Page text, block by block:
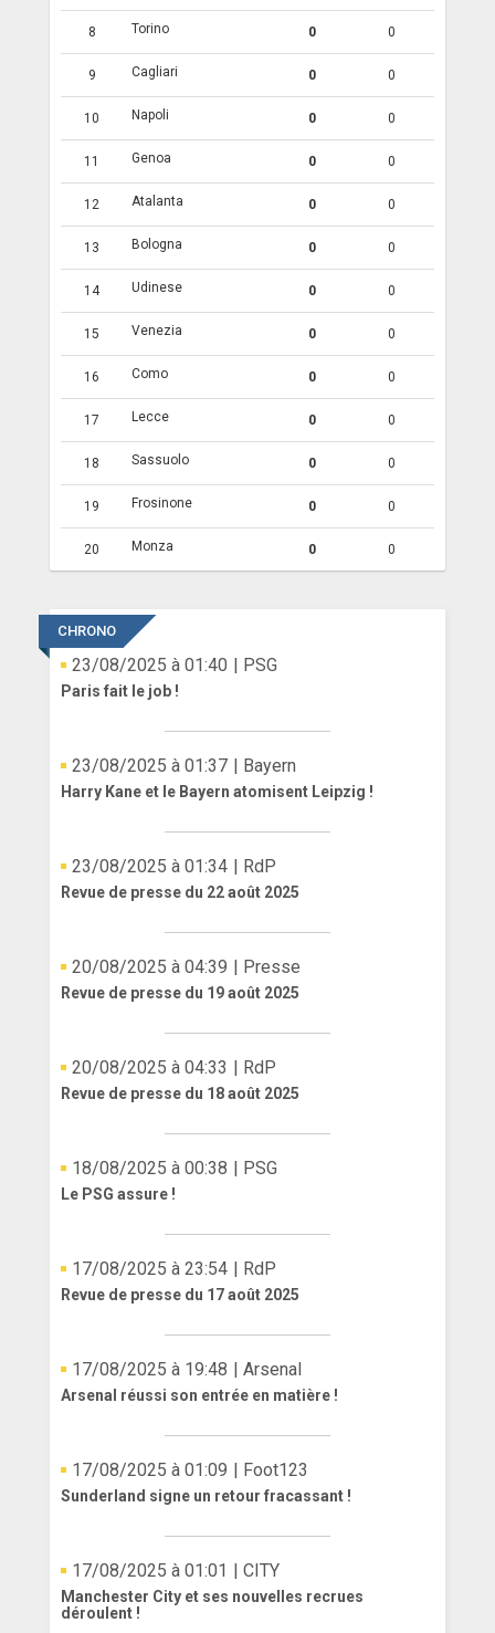
8 Torino 0 0
9 Cagliari 0 0
10 Napoli 0 0
11 Genoa 0 0
12 Atalanta 0 0
13 Bologna 0 0
14 Udinese 0 0
15 Venezia 0 0
16 Como 0 0
17 Lecce 0 0
18 Sassuolo 0 0
19 Frosinone 0 0
20 Monza 0 0
CHRONO
23/08/2025 à 01:40 | PSG
Paris fait le job !
23/08/2025 à 01:37 | Bayern
Harry Kane et le Bayern atomisent Leipzig !
23/08/2025 à 01:34 | RdP
Revue de presse du 22 août 2025
20/08/2025 à 04:39 | Presse
Revue de presse du 19 août 2025
20/08/2025 à 04:33 | RdP
Revue de presse du 18 août 2025
18/08/2025 à 00:38 | PSG
Le PSG assure !
17/08/2025 à 23:54 | RdP
Revue de presse du 17 août 2025
17/08/2025 à 19:48 | Arsenal
Arsenal réussi son entrée en matière !
17/08/2025 à 01:09 | Foot123
Sunderland signe un retour fracassant !
17/08/2025 à 01:01 | CITY
Manchester City et ses nouvelles recrues
déroulent !